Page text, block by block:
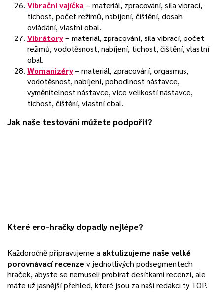
Vibrační vajíčka– materiál, zpracování, síla vibrací,
tichost, počet režimů, nabíjení, čištění, dosah
ovládání, vlastní obal.
Vibrátory– materiál, zpracování, síla vibrací, počet
režimů, vodotěsnost, nabíjení, tichost, čištění, vlastní
obal.
Womanizéry– materiál, zpracování, orgasmus,
vodotěsnost, nabíjení, pohodlnost nástavce,
vyměnitelnost nástavce, více velikostí nástavce,
tichost, čištění, vlastní obal.
Jak naše testování můžete podpořit?
Které ero-hračky dopadly nejlépe?
Každoročně připravujeme a aktulizujeme naše velké
porovnávací recenze v jednotlivých podsegmentech
hraček, abyste se nemuseli probírat desítkami recenzí, ale
máte už jasnější přehled, které jsou za naší redakci ty TOP.